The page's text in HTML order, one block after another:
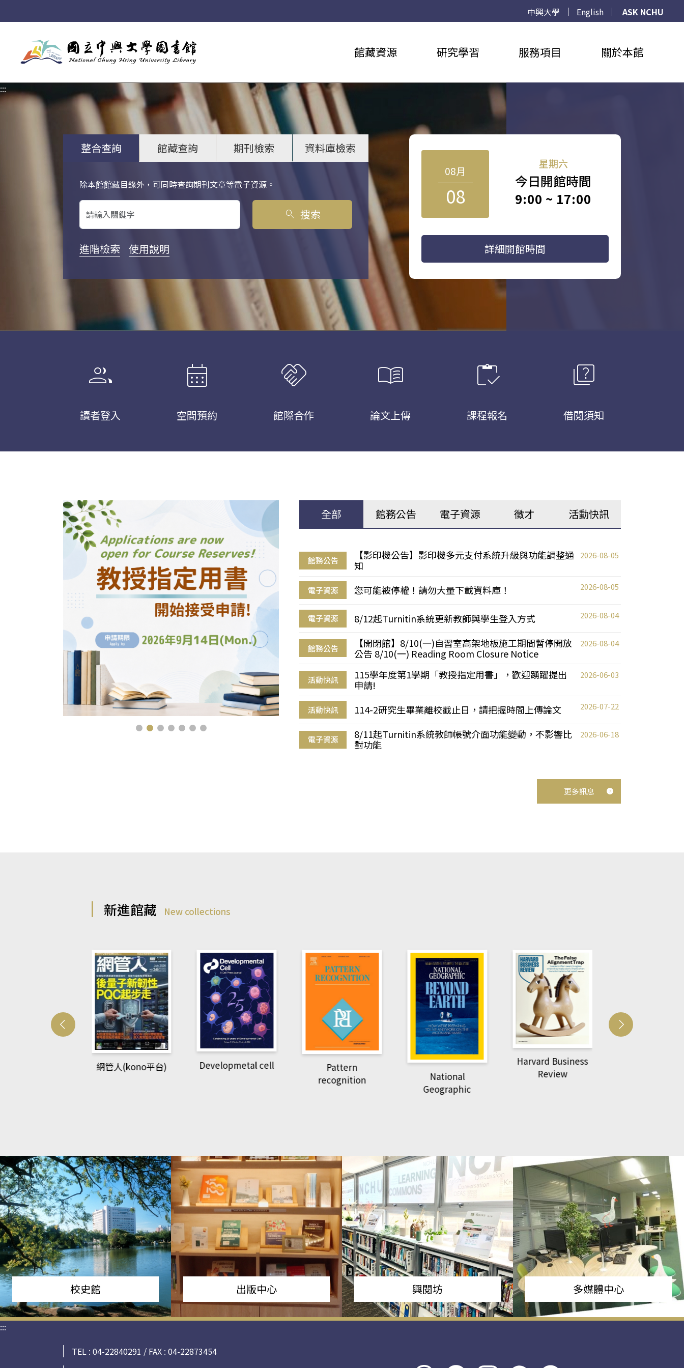
中興大學 English
ASK NCHU
館藏資源 研究學習 服務項目 關於本館
:::
整合查詢 館藏查詢 期刊檢索 資料庫檢索
除本館館藏目錄外，可同時查詢期刊文章等電子資源。
關鍵字搜尋
search 搜索
進階檢索 使用說明
08月
08
星期六
今日開館時間
9:00 ~ 17:00
詳細開館時間
group
讀者登入
calendar_month
空間預約
handshake
館際合作
menu_book
論文上傳
inventory
課程報名
quiz
借閱須知
全部 館務公告 電子資源 徵才 活動快訊
館務公告
【影印機公告】影印機多元支付系統升級與功能調整通
知
2026-08-05
電子資源 您可能被停權！請勿大量下載資料庫！ 2026-08-05
電子資源 8/12起Turnitin系統更新教師與學生登入方式 2026-08-04
館務公告
【開閉館】8/10(一)自習室高架地板施工期間暫停開放
公告 8/10(一) Reading Room Closure Notice
2026-08-04
活動快訊
115學年度第1學期「教授指定用書」，歡迎踴躍提出
申請!
2026-06-03
活動快訊 114-2研究生畢業離校截止日，請把握時間上傳論文 2026-07-22
電子資源
8/11起Turnitin系統教師帳號介面功能變動，不影響比
對功能
2026-06-18
更多訊息
新進館藏 New collections
網管人(kono平台) Developmetal cell
Pattern
recognition
National
Geographic
Harvard Business
Review
校史館 出版中心 興閱坊 多媒體中心
:::
TEL : 04-22840291 / FAX : 04-22873454